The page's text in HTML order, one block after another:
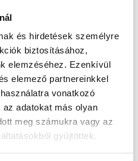
és hirdetések személyre
biztosításához,
elemzéséhez. Ezenkívül
elemező partnereinkkel
vonatkozó
adatokat más olyan
meg számukra vagy az
gyűjtöttek.
az a vállalkozás, mely a
kapcsolatos
céljából épített épület
kapcsolatosan
Testület eljáró tanácsa arra a
az épület engedélyezéséhez
a társaság gazdasági
cél érdekében kerültek
ezért a fogyasztóként fellépő
az Fgytv. értelmében.”